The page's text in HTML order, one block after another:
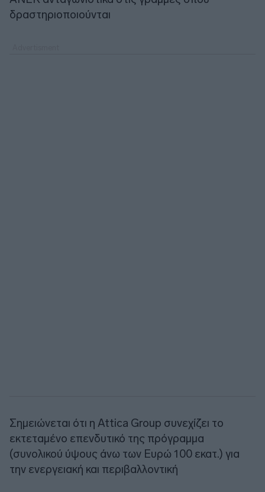
δραστηριοποιούνται
Σημειώνεται ότι η Attica Group συνεχίζει το
εκτεταμένο επενδυτικό της πρόγραμμα
(συνολικού ύψους άνω των Ευρώ 100 εκατ.) για
την ενεργειακή και περιβαλλοντική